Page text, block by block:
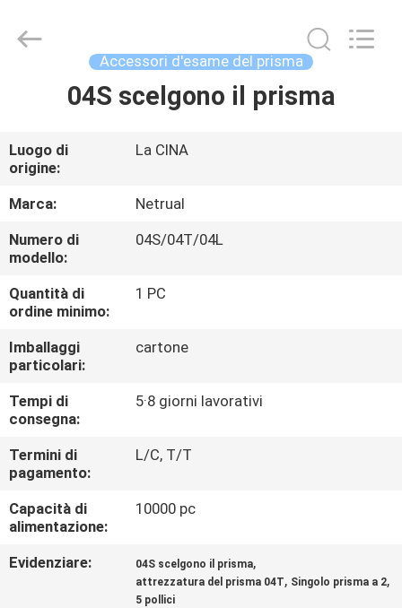
PRODOTTI
CIRCA
NOI
GIRO
FABBRICA
CONTROLLO
DI
QUALITÀ
CONTATTICI
GEO-
ALLEN
Accessori d'esame del prisma
04S scelgono il prisma
Luogo di
origine:
La CINA
Marca:
Netrual
Numero di
modello:
04S/04T/04L
Quantità di
ordine minimo:
1 PC
Imballaggi
particolari:
cartone
Tempi di
consegna:
5·8 giorni lavorativi
Termini di
pagamento:
L/C, T/T
Capacità di
alimentazione:
10000 pc
Evidenziare: 04S scelgono il prisma,
attrezzatura del prisma 04T, Singolo prisma a 2,
5 pollici